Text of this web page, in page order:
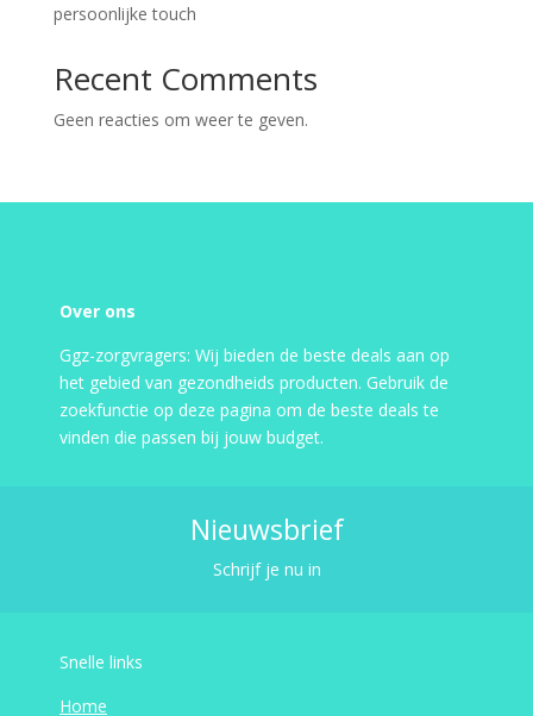
persoonlijke touch
Recent Comments
Geen reacties om weer te geven.
Over ons
Ggz-zorgvragers: Wij bieden de beste deals aan op
het gebied van gezondheids producten. Gebruik de
zoekfunctie op deze pagina om de beste deals te
vinden die passen bij jouw budget.
Nieuwsbrief
Schrijf je nu in
Snelle links
Home